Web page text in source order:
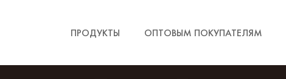
ПРОДУКТЫ ОПТОВЫМ ПОКУПАТЕЛЯМ